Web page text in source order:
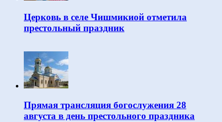
Церковь в селе Чишмикиой отметила
престольный праздник
Прямая трансляция богослужения 28
августа в день престольного праздника